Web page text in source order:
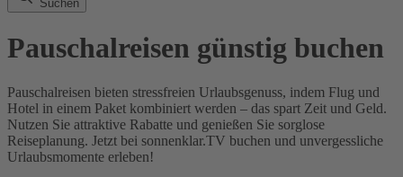
Suchen
Pauschalreisen günstig buchen
Pauschalreisen bieten stressfreien Urlaubsgenuss, indem Flug und
Hotel in einem Paket kombiniert werden – das spart Zeit und Geld.
Nutzen Sie attraktive Rabatte und genießen Sie sorglose
Reiseplanung. Jetzt bei sonnenklar.TV buchen und unvergessliche
Urlaubsmomente erleben!